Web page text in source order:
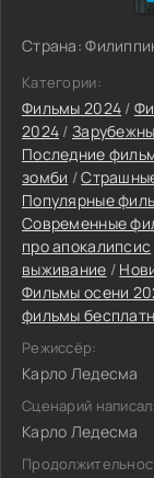
Страна:
Категории:
Фильмы 2024 /
2024 /
Последние
зомби /
Популярные
Современные
про апокалипсис
выживание /
Фильмы осени
фильмы
Режиссёр:
Карло Ледесма
Сценарий написал:
Карло Ледесма